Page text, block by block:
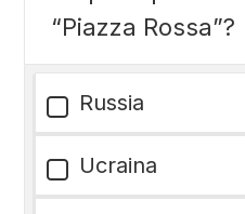
“Piazza Rossa”?
Russia
Ucraina